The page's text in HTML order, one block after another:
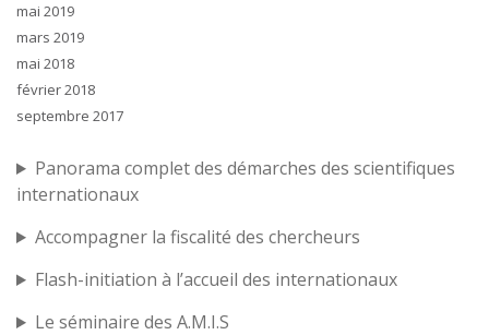
mai 2019
mars 2019
mai 2018
février 2018
septembre 2017
Panorama complet des démarches des scientifiques
internationaux
Accompagner la fiscalité des chercheurs
Flash-initiation à l’accueil des internationaux
Le séminaire des A.M.I.S